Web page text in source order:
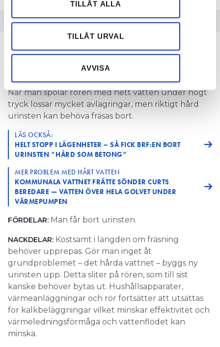
annons- och analysföretag som vi samarbetar med.
Dessa kan i sin tur kombinera informationen med annan
samlat in när du har använt deras tjänster.
TILLÅT ALLA
TILLÅT URVAL
AVVISA
1. Stamspolning – och
eventuell fräsning
När man spolar rören med hett vatten under högt
tryck lossar mycket avlagringar, men riktigt hård
urinsten kan behöva fräsas bort.
LÄS OCKSÅ:
HELT STOPP I LÄGENHETER – SÅ FICK BRF:EN BORT
URINSTEN ”HÅRD SOM BETONG”
MER PROBLEM MED HÅRT VATTEN
KOMMUNALA VATTNET FRÄTTE SÖNDER CURTS
BEREDARE — VATTEN ÖVER HELA GOLVET UNDER
VÄRMEPUMPEN
FÖRDELAR: Man får bort urinsten.
NACKDELAR: Kostsamt i längden om fräsning
behöver upprepas. Gör man inget åt
grundproblemet – det hårda vattnet – byggs ny
urinsten upp. Detta sliter på rören, som till sist
kanske behöver bytas ut. Hushållsapparater,
värmeanläggningar och rör fortsätter att utsättas
för kalkbeläggningar vilket minskar effektivitet och
värmeledningsförmåga och vattenflödet kan
minska.